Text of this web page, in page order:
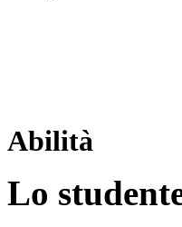
Abilità
Lo